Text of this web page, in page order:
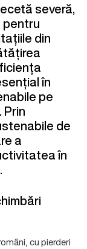
severă,
pentru
din
în
pe
de
a
în
cu pierderi